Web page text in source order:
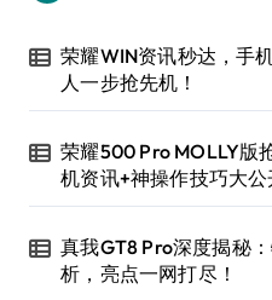
荣耀WIN资讯秒达，手
人一步抢先机！
荣耀500 Pro MOLLY版
机资讯+神操作技巧大公
真我GT8 Pro深度揭秘
析，亮点一网打尽！